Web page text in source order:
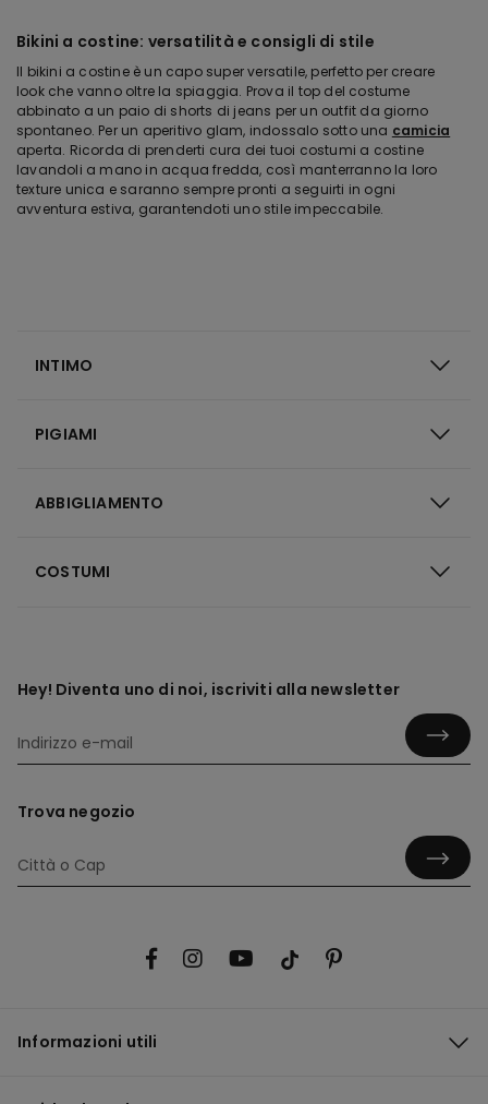
Bikini a costine: versatilità e consigli di stile
Il bikini a costine è un capo super versatile, perfetto per creare
look che vanno oltre la spiaggia. Prova il top del costume
abbinato a un paio di shorts di jeans per un outfit da giorno
spontaneo. Per un aperitivo glam, indossalo sotto una camicia
aperta. Ricorda di prenderti cura dei tuoi costumi a costine
lavandoli a mano in acqua fredda, così manterranno la loro
texture unica e saranno sempre pronti a seguirti in ogni
avventura estiva, garantendoti uno stile impeccabile.
INTIMO
PIGIAMI
ABBIGLIAMENTO
COSTUMI
Hey! Diventa uno di noi, iscriviti alla newsletter
Trova negozio
Informazioni utili